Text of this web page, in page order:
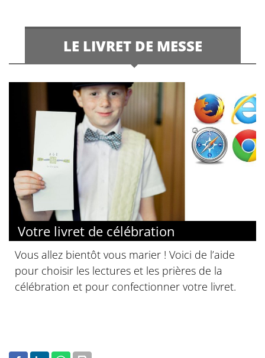
LE LIVRET DE MESSE
Votre livret de célébration
Vous allez bientôt vous marier ! Voici de l’aide
pour choisir les lectures et les prières de la
célébration et pour confectionner votre livret.